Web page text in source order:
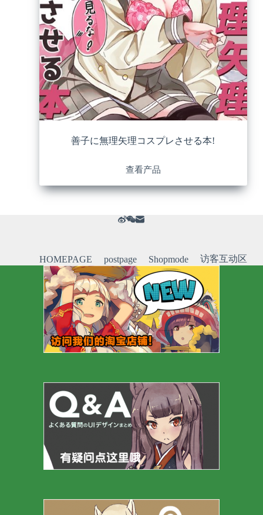
善子に無理矢理コスプレさせる本!
查看产品
HOMEPAGE postpage Shopmode 访客互动区